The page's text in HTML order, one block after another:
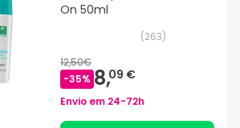
On 50ml
(263)
12,50€
-35% 8,09 €
Envio em 24-72h